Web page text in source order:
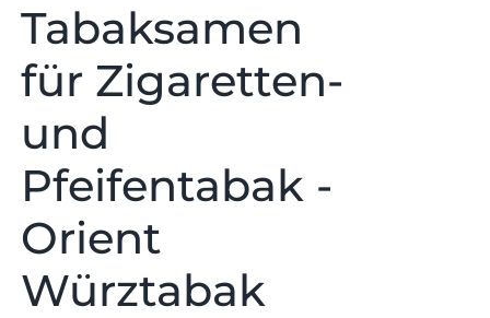
Tabaksamen
für Zigaretten-
und
Pfeifentabak -
Orient
Würztabak